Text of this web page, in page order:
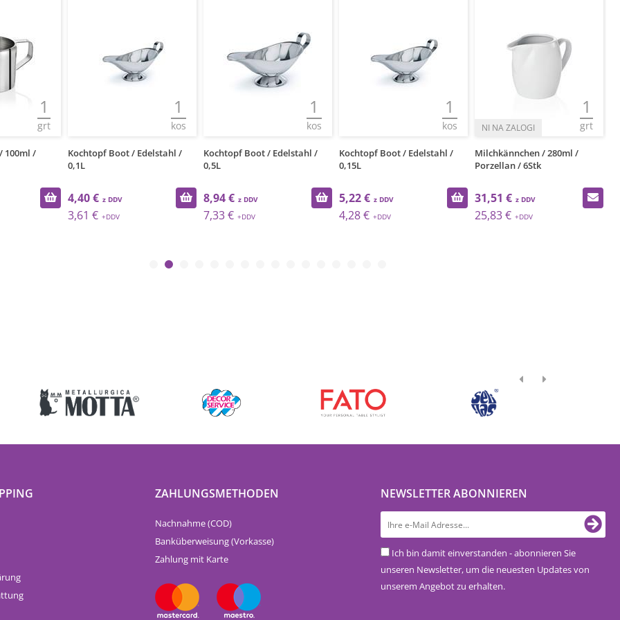
1
grt
100ml /
1
kos
Kochtopf Boot / Edelstahl /
0,1L
4,40 €
3,61 €
1
kos
Kochtopf Boot / Edelstahl /
0,5L
8,94 €
7,33 €
1
kos
Kochtopf Boot / Edelstahl /
0,15L
5,22 €
4,28 €
1
grt
Milchkännchen / 280ml /
Porzellan / 6Stk
31,51 €
25,83 €
ZAHLUNGSMETHODEN
Nachnahme (COD)
Banküberweisung (Vorkasse)
Zahlung mit Karte
NEWSLETTER ABONNIEREN
Ich bin damit einverstanden - abonnieren Sie
unseren Newsletter, um die neuesten Updates von
unserem Angebot zu erhalten.